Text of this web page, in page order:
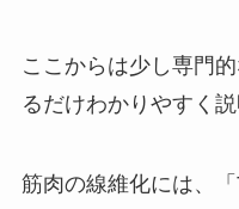
ここからは少し専門
るだけわかりやすく説
筋肉の線維化には、